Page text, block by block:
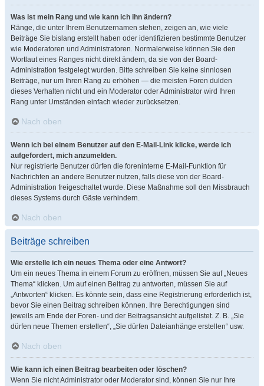
Was ist mein Rang und wie kann ich ihn ändern?
Ränge, die unter Ihrem Benutzernamen stehen, zeigen an, wie viele
Beiträge Sie bislang erstellt haben oder identifizieren bestimmte Benutzer
wie Moderatoren und Administratoren. Normalerweise können Sie den
Wortlaut eines Ranges nicht direkt ändern, da sie von der Board-
Administration festgelegt wurden. Bitte schreiben Sie keine sinnlosen
Beiträge, nur um Ihren Rang zu erhöhen — die meisten Foren dulden
dieses Verhalten nicht und ein Moderator oder Administrator wird Ihren
Rang unter Umständen einfach wieder zurücksetzen.
Nach oben
Wenn ich bei einem Benutzer auf den E-Mail-Link klicke, werde ich
aufgefordert, mich anzumelden.
Nur registrierte Benutzer dürfen die foreninterne E-Mail-Funktion für
Nachrichten an andere Benutzer nutzen, falls diese von der Board-
Administration freigeschaltet wurde. Diese Maßnahme soll den Missbrauch
dieses Systems durch Gäste verhindern.
Nach oben
Beiträge schreiben
Wie erstelle ich ein neues Thema oder eine Antwort?
Um ein neues Thema in einem Forum zu eröffnen, müssen Sie auf „Neues
Thema“ klicken. Um auf einen Beitrag zu antworten, müssen Sie auf
„Antworten“ klicken. Es könnte sein, dass eine Registrierung erforderlich ist,
bevor Sie einen Beitrag schreiben können. Ihre Berechtigungen sind
jeweils am Ende der Foren- und der Beitragsansicht aufgelistet. Z. B. „Sie
dürfen neue Themen erstellen“, „Sie dürfen Dateianhänge erstellen“ usw.
Nach oben
Wie kann ich einen Beitrag bearbeiten oder löschen?
Wenn Sie nicht Administrator oder Moderator sind, können Sie nur Ihre